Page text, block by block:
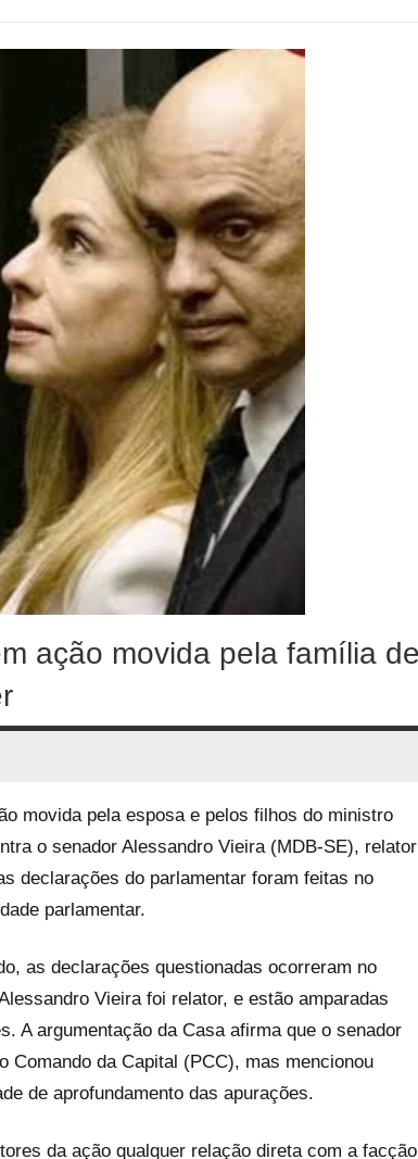
ação movida pela família
movida pela esposa e pelos filhos do ministro
o senador Alessandro Vieira (MDB-SE), relator
declarações do parlamentar foram feitas no
parlamentar.
as declarações questionadas ocorreram no
Vieira foi relator, e estão amparadas
A argumentação da Casa afirma que o senador
Comando da Capital (PCC), mas mencionou
de aprofundamento das apurações.
da ação qualquer relação direta com a facção